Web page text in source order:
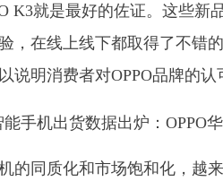
K3就是最好的佐证。这些
，在线上线下都取得了不错
说明消费者对OPPO品牌的认
的同质化和市场饱和化，越